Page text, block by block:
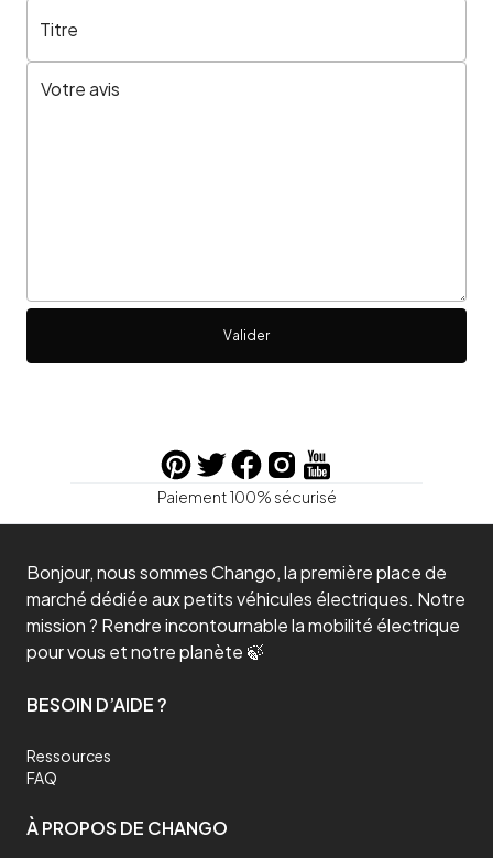
Titre
Valider
Paiement 100% sécurisé
Bonjour, nous sommes Chango, la première place de
marché dédiée aux petits véhicules électriques. Notre
mission ? Rendre incontournable la mobilité électrique
pour vous et notre planète 🍃
BESOIN D’AIDE ?
Ressources
FAQ
À PROPOS DE CHANGO